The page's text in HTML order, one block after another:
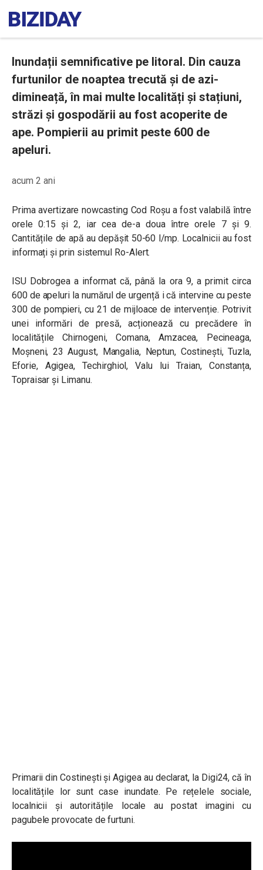
Inundații semnificative pe litoral. Din cauza
furtunilor de noaptea trecută și de azi-
dimineață, în mai multe localități și stațiuni,
străzi și gospodării au fost acoperite de
ape. Pompierii au primit peste 600 de
apeluri.
acum 2 ani
Prima avertizare nowcasting Cod Roșu a fost valabilă între
orele 0:15 și 2, iar cea de-a doua între orele 7 și 9.
Cantitățile de apă au depășit 50-60 l/mp. Localnicii au fost
informați și prin sistemul Ro-Alert.
ISU Dobrogea a informat că, până la ora 9, a primit circa
600 de apeluri la numărul de urgență i că intervine cu peste
300 de pompieri, cu 21 de mijloace de intervenție. Potrivit
unei informări de presă, acționează cu precădere în
localitățile Chirnogeni, Comana, Amzacea, Pecineaga,
Moșneni, 23 August, Mangalia, Neptun, Costinești, Tuzla,
Eforie, Agigea, Techirghiol, Valu lui Traian, Constanța,
Topraisar și Limanu.
Primarii din Costinești și Agigea au declarat, la Digi24, că în
localitățile lor sunt case inundate. Pe rețelele sociale,
localnicii și autoritățile locale au postat imagini cu
pagubele provocate de furtuni.